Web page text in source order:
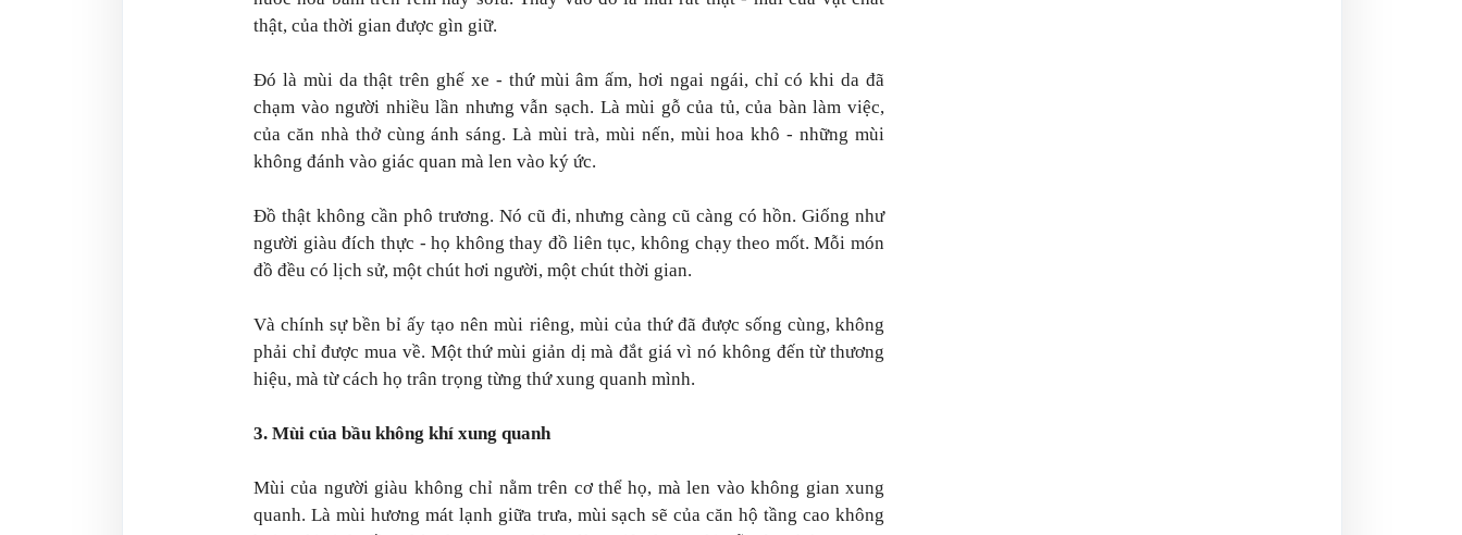
thật, của thời gian được gìn giữ.
Đó là mùi da thật trên ghế xe - thứ mùi âm ấm, hơi ngai ngái, chỉ có khi da đã
chạm vào người nhiều lần nhưng vẫn sạch. Là mùi gỗ của tủ, của bàn làm việc,
của căn nhà thở cùng ánh sáng. Là mùi trà, mùi nến, mùi hoa khô - những mùi
không đánh vào giác quan mà len vào ký ức.
Đồ thật không cần phô trương. Nó cũ đi, nhưng càng cũ càng có hồn. Giống như
người giàu đích thực - họ không thay đồ liên tục, không chạy theo mốt. Mỗi món
đồ đều có lịch sử, một chút hơi người, một chút thời gian.
Và chính sự bền bỉ ấy tạo nên mùi riêng, mùi của thứ đã được sống cùng, không
phải chỉ được mua về. Một thứ mùi giản dị mà đắt giá vì nó không đến từ thương
hiệu, mà từ cách họ trân trọng từng thứ xung quanh mình.
3. Mùi của bầu không khí xung quanh
Mùi của người giàu không chỉ nằm trên cơ thể họ, mà len vào không gian xung
quanh. Là mùi hương mát lạnh giữa trưa, mùi sạch sẽ của căn hộ tầng cao không